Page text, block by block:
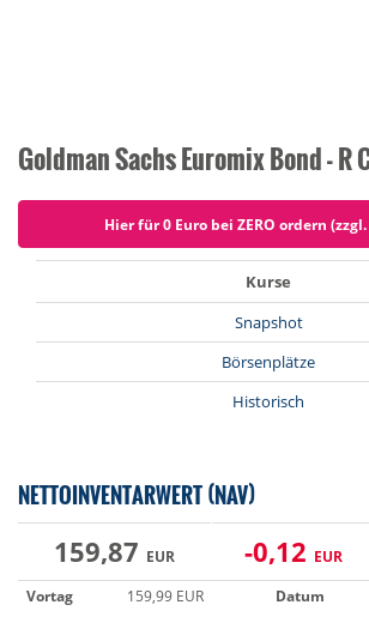
Goldman Sachs Euromix Bond - R
Hier für 0 Euro bei ZERO ordern
Kurse
Snapshot
Börsenplätze
Historisch
NETTOINVENTARWERT (NAV)
159,87 EUR -0,12 EUR
Vortag
159,99 EUR Datum